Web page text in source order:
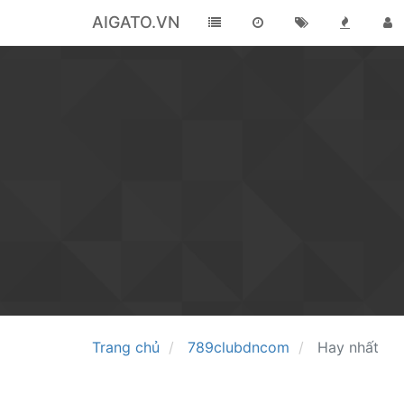
AIGATO.VN
Trang chủ 789clubdncom Hay nhất